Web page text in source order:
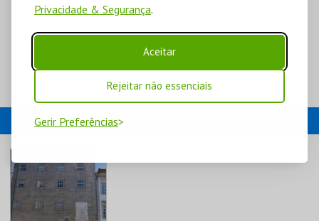
Privacidade & Segurança.
Aceitar
Rejeitar não essenciais
Gerir Preferências
EVENTOS